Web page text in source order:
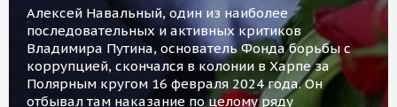
Алексей Навальный, один из наиболее
последовательных и активных критиков
Владимира Путина, основатель Фонда борьбы с
коррупцией, скончался в колонии в Харпе за
Полярным кругом 16 февраля 2024 года. Он
отбывал там наказание по целому ряду